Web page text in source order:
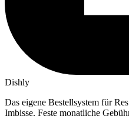
Dishly
Das eigene Bestellsystem für
Imbisse. Feste monatliche